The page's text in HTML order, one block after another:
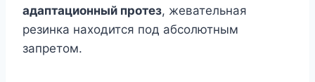
адаптационный протез, жевательная
резинка находится под абсолютным
запретом.